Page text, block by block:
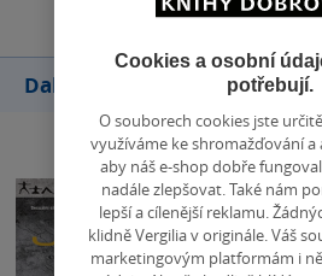
Další knihy autora
Cookies a osobní
potřebují.
O souborech cookies jste
využíváme ke shromažďování a
aby náš e-shop dobře
nadále zlepšovat. Také nám
lepší a cílenější reklamu.
klidně Vergilia v originále. Váš
marketingovým platformám i